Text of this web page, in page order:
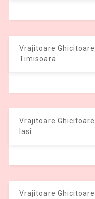
Vrajitoare
Timisoara
Vrajitoare
Iasi
Vrajitoare